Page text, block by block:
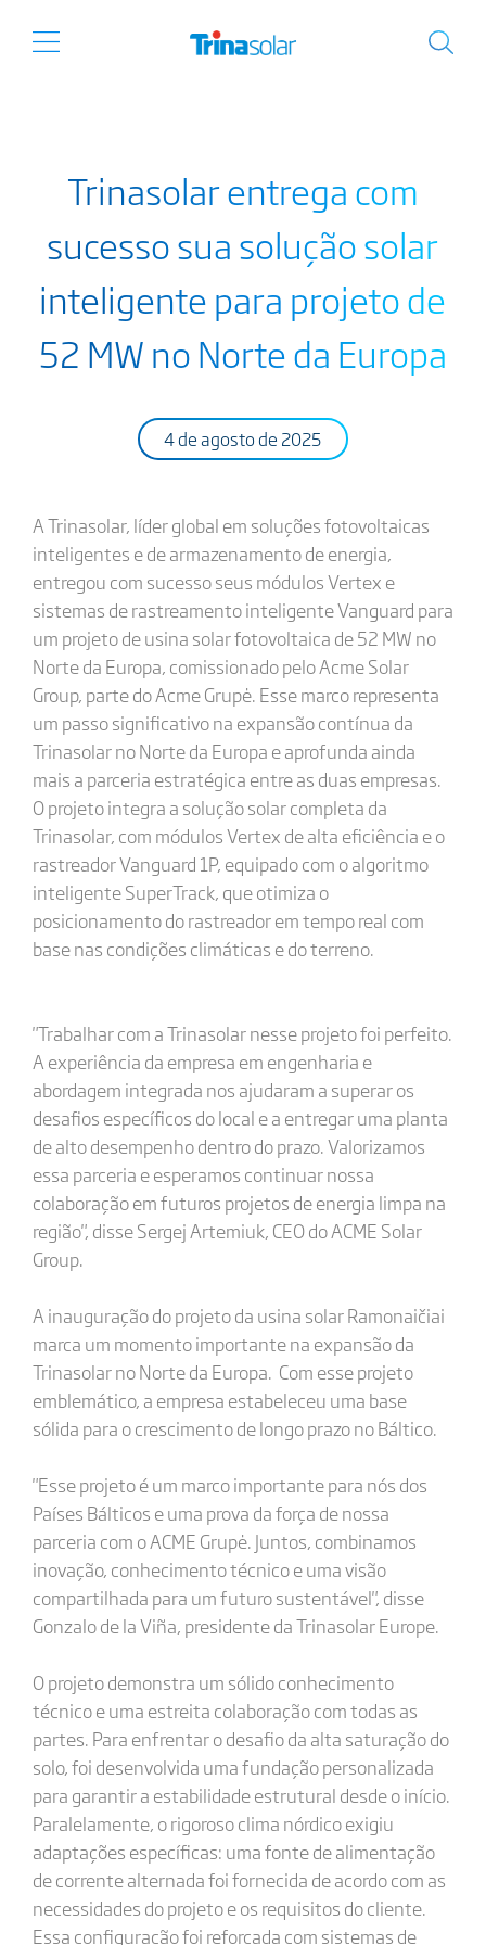
Trinasolar entrega com
sucesso sua solução solar
inteligente para projeto de
52 MW no Norte da Europa
4 de agosto de 2025
A Trinasolar, líder global em soluções fotovoltaicas
inteligentes e de armazenamento de energia,
entregou com sucesso seus módulos Vertex e
sistemas de rastreamento inteligente Vanguard para
um projeto de usina solar fotovoltaica de 52 MW no
Norte da Europa, comissionado pelo Acme Solar
Group, parte do Acme Grupė. Esse marco representa
um passo significativo na expansão contínua da
Trinasolar no Norte da Europa e aprofunda ainda
mais a parceria estratégica entre as duas empresas.
O projeto integra a solução solar completa da
Trinasolar, com módulos Vertex de alta eficiência e o
rastreador Vanguard 1P, equipado com o algoritmo
inteligente SuperTrack, que otimiza o
posicionamento do rastreador em tempo real com
base nas condições climáticas e do terreno.
"Trabalhar com a Trinasolar nesse projeto foi perfeito.
A experiência da empresa em engenharia e
abordagem integrada nos ajudaram a superar os
desafios específicos do local e a entregar uma planta
de alto desempenho dentro do prazo. Valorizamos
essa parceria e esperamos continuar nossa
colaboração em futuros projetos de energia limpa na
região", disse Sergej Artemiuk, CEO do ACME Solar
Group.
A inauguração do projeto da usina solar Ramonaičiai
marca um momento importante na expansão da
Trinasolar no Norte da Europa. Com esse projeto
emblemático, a empresa estabeleceu uma base
sólida para o crescimento de longo prazo no Báltico.
"Esse projeto é um marco importante para nós dos
Países Bálticos e uma prova da força de nossa
parceria com o ACME Grupė. Juntos, combinamos
inovação, conhecimento técnico e uma visão
compartilhada para um futuro sustentável", disse
Gonzalo de la Viña, presidente da Trinasolar Europe.
O projeto demonstra um sólido conhecimento
técnico e uma estreita colaboração com todas as
partes. Para enfrentar o desafio da alta saturação do
solo, foi desenvolvida uma fundação personalizada
para garantir a estabilidade estrutural desde o início.
Paralelamente, o rigoroso clima nórdico exigiu
adaptações específicas: uma fonte de alimentação
de corrente alternada foi fornecida de acordo com as
necessidades do projeto e os requisitos do cliente.
Essa configuração foi reforçada com sistemas de